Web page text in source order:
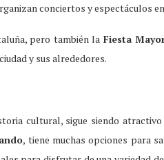
conciertos y espectáculos
pero también la Fiesta
y sus alrededores.
cultural, sigue siendo
, tiene muchas opciones para